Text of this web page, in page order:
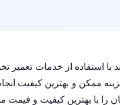
با استفاده از خدمات تعمیر
ممکن و بهترین کیفیت
را با بهترین کیفیت و قیمت